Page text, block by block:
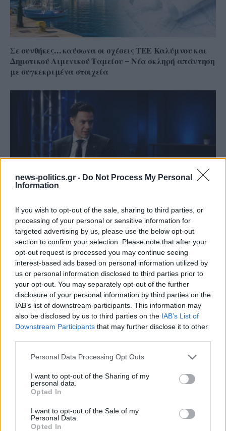
news-politics.gr - Do Not Process My Personal
Information
If you wish to opt-out of the sale, sharing to third parties, or
processing of your personal or sensitive information for
targeted advertising by us, please use the below opt-out
section to confirm your selection. Please note that after your
opt-out request is processed you may continue seeing
interest-based ads based on personal information utilized by
us or personal information disclosed to third parties prior to
your opt-out. You may separately opt-out of the further
disclosure of your personal information by third parties on the
IAB’s list of downstream participants. This information may
also be disclosed by us to third parties on the IAB’s List of
Downstream Participants that may further disclose it to other
Personal Data Processing Opt Outs
I want to opt-out of the Sharing of my
personal data.
Opted In
I want to opt-out of the Sale of my
Personal Data.
Opted In
Σε συνθήκες… καύσωνα οι σχέσεις ΤΕΕ Καλύμνου και
Δημοτικού Λιμενικού Ταμείου – Νέα σκληρή απάντηση
με συγκεκριμένα στοιχεία
Γιάννης Χατζής, πρόεδρος ΠΟΞ: «Ο ελληνικός
τουρισμός άντεξε τις διεθνείς κρίσεις, αλλά
χρειάζονται γενναίες αλλαγές για να παραμείνει
ανταγωνιστικός» (ηχητικό)